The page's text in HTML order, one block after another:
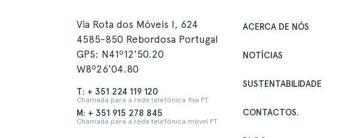
Via Rota dos Móveis I, 624
4585-850 Rebordosa Portugal
GPS: N41º12'50.20
W8º26'04.80
T: + 351 224 119 120
Chamada para a rede telefónica fixa PT
M: + 351 915 278 845
Chamada para a rede telefónica móvel PT
ACERCA DE NÓS
NOTÍCIAS
SUSTENTABILIDADE
CONTACTOS.